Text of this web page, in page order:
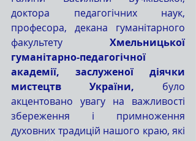
доктора педагогічних наук,
професора, декана гуманітарного
факультету Хмельницької
гуманітарно-педагогічної
академії, заслуженої діячки
мистецтв України, було
акцентовано увагу на важливості
збереження і примноження
духовних традицій нашого краю, які